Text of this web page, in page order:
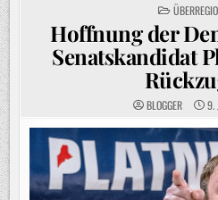
POSTED
IN
Hoffnung der
Senatskandidat
BLOGGER 9.